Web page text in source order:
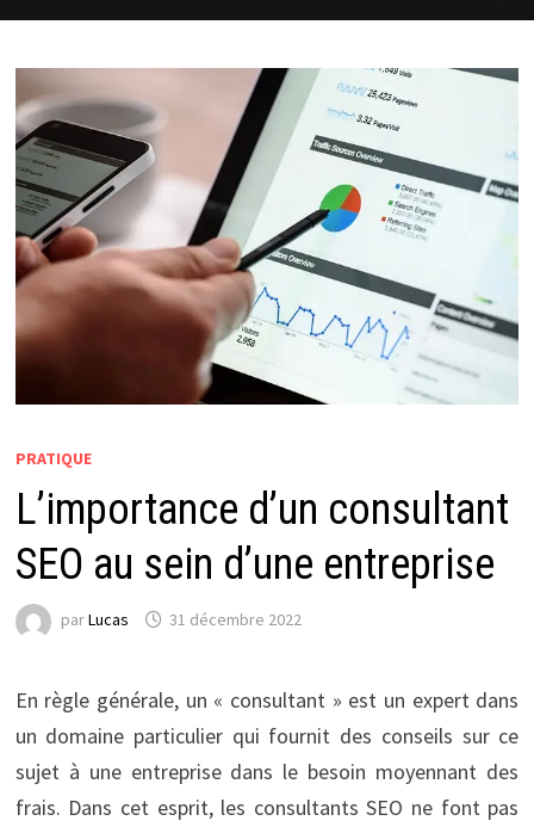
PRATIQUE
L’importance d’un consultant
SEO au sein d’une entreprise
parLucas 31 décembre 2022
En règle générale, un « consultant » est un expert dans
un domaine particulier qui fournit des conseils sur ce
sujet à une entreprise dans le besoin moyennant des
frais. Dans cet esprit, les consultants SEO ne font pas